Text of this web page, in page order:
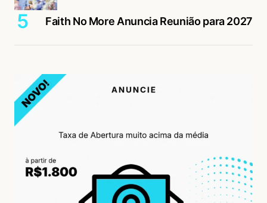
Faith No More Anuncia Reunião para 2027